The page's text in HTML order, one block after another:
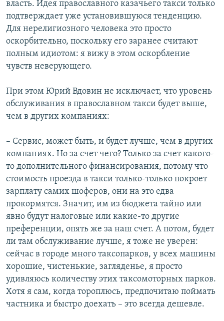
власть. Идея православного казачьего такси только
подтверждает уже установившуюся тенденцию.
Для нерелигиозного человека это просто
оскорбительно, поскольку его заранее считают
полным идиотом: я вижу в этом оскорбление
чувств неверующего.
При этом Юрий Вдовин не исключает, что уровень
обслуживания в православном такси будет выше,
чем в других компаниях:
– Сервис, может быть, и будет лучше, чем в других
компаниях. Но за счет чего? Только за счет какого-
то дополнительного финансирования, потому что
стоимость проезда в такси только-только покроет
зарплату самих шоферов, они на это едва
прокормятся. Значит, им из бюджета тайно или
явно будут налоговые или какие-то другие
преференции, опять же за наш счет. А потом, будет
ли там обслуживание лучше, я тоже не уверен:
сейчас в городе много таксопарков, у всех машины
хорошие, чистенькие, загляденье, я просто
удивляюсь количеству этих таксомоторных парков.
Хотя я сам, когда тороплюсь, предпочитаю поймать
частника и быстро доехать – это всегда дешевле.